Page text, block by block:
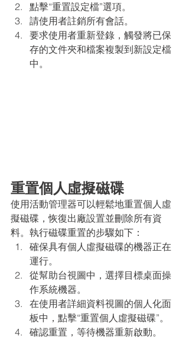
點擊“重置設定檔”選項。
請使用者註銷所有會話。
要求使用者重新登錄，觸發將已保
存的文件夾和檔案複製到新設定檔
中。
重置個人虛擬磁碟
使用活動管理器可以輕鬆地重置個人虛
擬磁碟，恢復出廠設置並刪除所有資
料。執行磁碟重置的步驟如下：
確保具有個人虛擬磁碟的機器正在
運行。
從幫助台視圖中，選擇目標桌面操
作系統機器。
在使用者詳細資料視圖的個人化面
板中，點擊“重置個人虛擬磁碟”。
確認重置，等待機器重新啟動。